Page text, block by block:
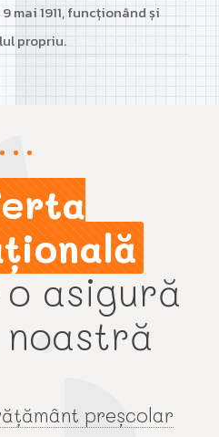
mai 1911, funcționând și
propriu.
asigură
preșcolar